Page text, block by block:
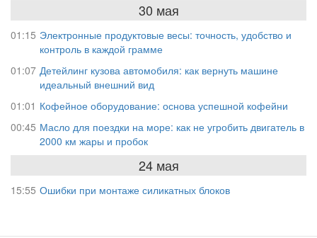
30 мая
01:15 Электронные продуктовые весы: точность, удобство и
контроль в каждой грамме
01:07 Детейлинг кузова автомобиля: как вернуть машине
идеальный внешний вид
01:01 Кофейное оборудование: основа успешной кофейни
00:45 Масло для поездки на море: как не угробить двигатель в
2000 км жары и пробок
24 мая
15:55 Ошибки при монтаже силикатных блоков